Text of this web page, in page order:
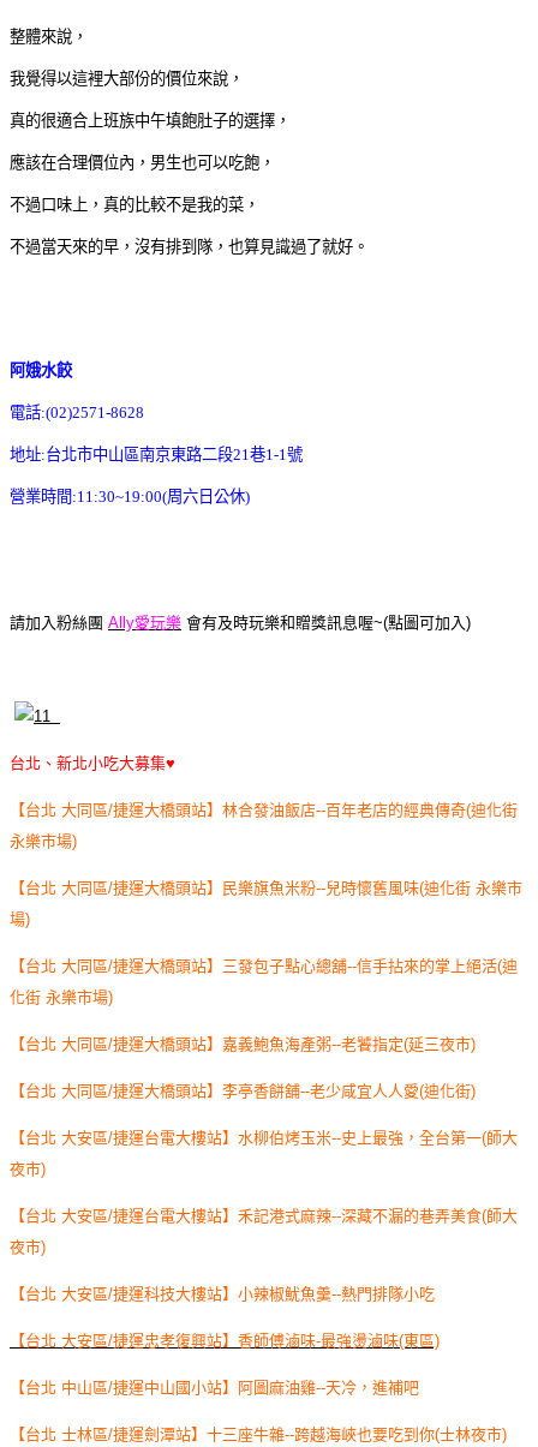
整體來說，
我覺得以這裡大部份的價位來說，
真的很適合上班族中午填飽肚子的選擇，
應該在合理價位內，男生也可以吃飽，
不過口味上，真的比較不是我的菜，
不過當天來的早，沒有排到隊，也算見識過了就好。
阿娥水餃
電話:(02)2571-8628
地址:台北市中山區南京東路二段21巷1-1號
營業時間:11:30~19:00(周六日公休)
請加入粉絲團 Ally愛玩樂 會有及時玩樂和贈獎訊息喔~(點圖可加入)
台北、新北小吃大募集♥
【台北 大同區/捷運大橋頭站】林合發油飯店--百年老店的經典傳奇(迪化街
永樂市場)
【台北 大同區/捷運大橋頭站】民樂旗魚米粉--兒時懷舊風味(迪化街 永樂市
場)
【台北 大同區/捷運大橋頭站】三發包子點心總舖--信手拈來的掌上絕活(迪
化街 永樂市場)
【台北 大同區/捷運大橋頭站】嘉義鮑魚海產粥--老饕指定(延三夜市)
【台北 大同區/捷運大橋頭站】李亭香餅舖--老少咸宜人人愛(迪化街)
【台北 大安區/捷運台電大樓站】水柳伯烤玉米--史上最強，全台第一(師大
夜市)
【台北 大安區/捷運台電大樓站】禾記港式麻辣--深藏不漏的巷弄美食(師大
夜市)
【台北 大安區/捷運科技大樓站】小辣椒魷魚羹--熱門排隊小吃
【台北 大安區/捷運忠孝復興站】香師傅滷味-最強燙滷味(東區)
【台北 中山區/捷運中山國小站】阿圖麻油雞--天冷，進補吧
【台北 士林區/捷運劍潭站】十三座牛雜--跨越海峽也要吃到你(士林夜市)